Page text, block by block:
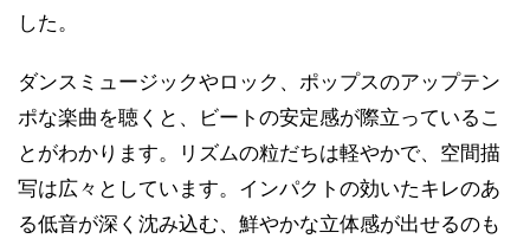
した。
ダンスミュージックやロック、ポップスのアップテン
ポな楽曲を聴くと、ビートの安定感が際立っているこ
とがわかります。リズムの粒だちは軽やかで、空間描
写は広々としています。インパクトの効いたキレのあ
る低音が深く沈み込む、鮮やかな立体感が出せるのも